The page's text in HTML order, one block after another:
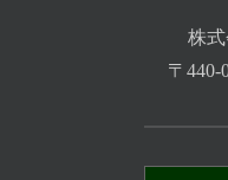
株
〒